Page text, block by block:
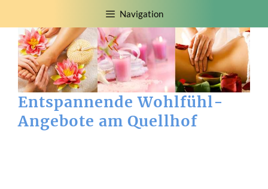
springen
Navigation
Entspannende Wohlfühl-
Angebote am Quellhof